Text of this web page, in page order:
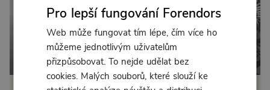
Od 89 Kč měsíčně nebo 49 Kč jednorázově
Pro lepší fungování Forendors
Web může fungovat tím lépe, čím více ho
můžeme jednotlivým uživatelům
přizpůsobovat. To nejde udělat bez
cookies. Malých souborů, které slouží ke